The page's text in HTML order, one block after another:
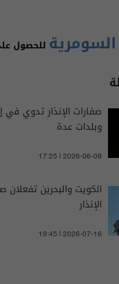
للحصول
صفارات الإنذار تدوي في
وبلدات عدة
17:25 | 2026-06-08
الكويت والبحرين تفعلان
الإنذار
19:45 | 2026-07-16